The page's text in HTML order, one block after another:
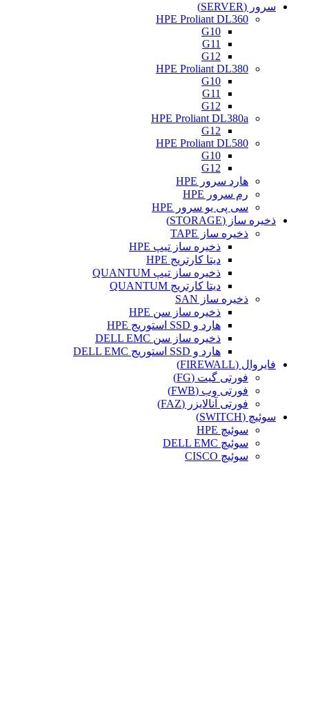
سرور (SERVER)
HPE Proliant DL360
G10
G11
G12
HPE Proliant DL380
G10
G11
G12
HPE Proliant DL380a
G12
HPE Proliant DL580
G10
G12
هارد سرور HPE
رم سرور HPE
سی پی یو سرور HPE
ذخیره ساز (STORAGE)
ذخیره ساز TAPE
ذخیره ساز تیپ HPE
دیتا کارتریج HPE
ذخیره ساز تیپ QUANTUM
دیتا کارتریج QUANTUM
ذخیره ساز SAN
ذخیره ساز سن HPE
هارد و SSD استوریج HPE
ذخیره ساز سن DELL EMC
هارد و SSD استوریج DELL EMC
فایروال (FIREWALL)
فورتی گیت (FG)
فورتی وب (FWB)
فورتی آنالایزر (FAZ)
سوئیچ (SWITCH)
سوئیچ HPE
سوئیچ DELL EMC
سوئیچ CISCO